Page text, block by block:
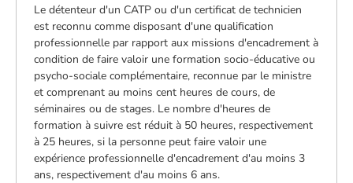
Le détenteur d'un CATP ou d'un certificat de technicien
est reconnu comme disposant d'une qualification
professionnelle par rapport aux missions d'encadrement à
condition de faire valoir une formation socio-éducative ou
psycho-sociale complémentaire, reconnue par le ministre
et comprenant au moins cent heures de cours, de
séminaires ou de stages. Le nombre d'heures de
formation à suivre est réduit à 50 heures, respectivement
à 25 heures, si la personne peut faire valoir une
expérience professionnelle d'encadrement d'au moins 3
ans, respectivement d'au moins 6 ans.